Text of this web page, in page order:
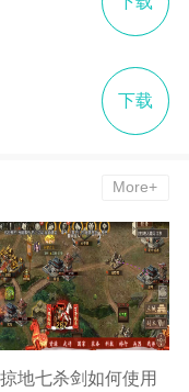
下载
More+
地七杀剑如何使用